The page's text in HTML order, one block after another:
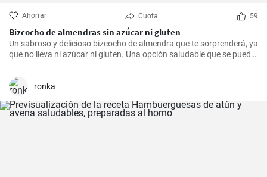
Ahorrar Cuota 59
Bizcocho de almendras sin azúcar ni gluten
Un sabroso y delicioso bizcocho de almendra que te sorprenderá, ya
que no lleva ni azúcar ni gluten. Una opción saludable que se puede
adaptar a muchas personas.
ronka